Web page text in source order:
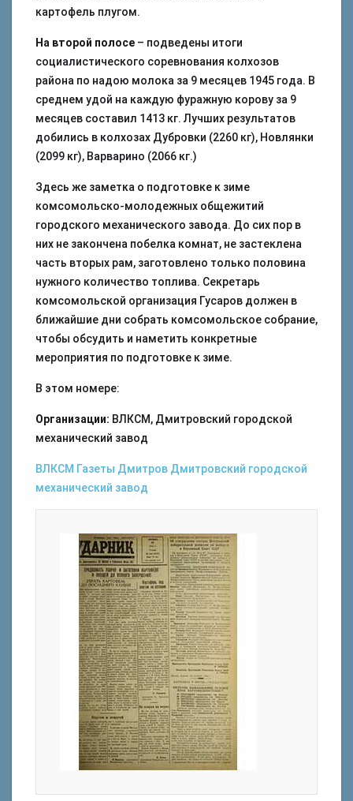
картофель плугом.
На второй полосе – подведены итоги
социалистического соревнования колхозов
района по надою молока за 9 месяцев 1945 года. В
среднем удой на каждую фуражную корову за 9
месяцев составил 1413 кг. Лучших результатов
добились в колхозах Дубровки (2260 кг), Новлянки
(2099 кг), Варварино (2066 кг.)
Здесь же заметка о подготовке к зиме
комсомольско-молодежных общежитий
городского механического завода. До сих пор в
них не закончена побелка комнат, не застеклена
часть вторых рам, заготовлено только половина
нужного количество топлива. Секретарь
комсомольской организация Гусаров должен в
ближайшие дни собрать комсомольское собрание,
чтобы обсудить и наметить конкретные
мероприятия по подготовке к зиме.
В этом номере:
Организации: ВЛКСМ, Дмитровский городской
механический завод
ВЛКСМ Газеты Дмитров Дмитровский городской
механический завод